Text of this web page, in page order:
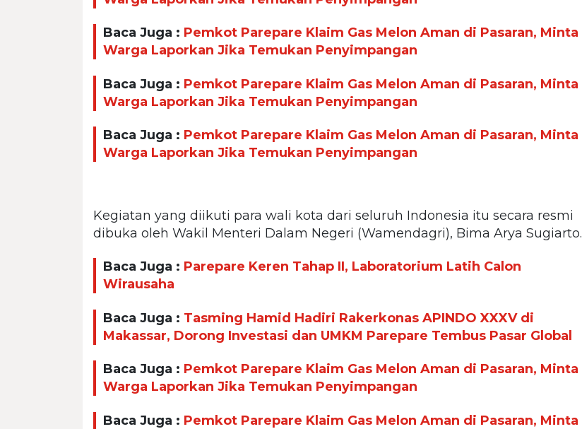
Baca Juga : Pemkot Parepare Klaim Gas Melon Aman di Pasaran, Minta
Warga Laporkan Jika Temukan Penyimpangan
Baca Juga : Pemkot Parepare Klaim Gas Melon Aman di Pasaran, Minta
Warga Laporkan Jika Temukan Penyimpangan
Baca Juga : Pemkot Parepare Klaim Gas Melon Aman di Pasaran, Minta
Warga Laporkan Jika Temukan Penyimpangan
Kegiatan yang diikuti para wali kota dari seluruh Indonesia itu secara resmi
dibuka oleh Wakil Menteri Dalam Negeri (Wamendagri), Bima Arya Sugiarto.
Baca Juga : Parepare Keren Tahap II, Laboratorium Latih Calon
Wirausaha
Baca Juga : Tasming Hamid Hadiri Rakerkonas APINDO XXXV di
Makassar, Dorong Investasi dan UMKM Parepare Tembus Pasar Global
Baca Juga : Pemkot Parepare Klaim Gas Melon Aman di Pasaran, Minta
Warga Laporkan Jika Temukan Penyimpangan
Baca Juga : Pemkot Parepare Klaim Gas Melon Aman di Pasaran, Minta